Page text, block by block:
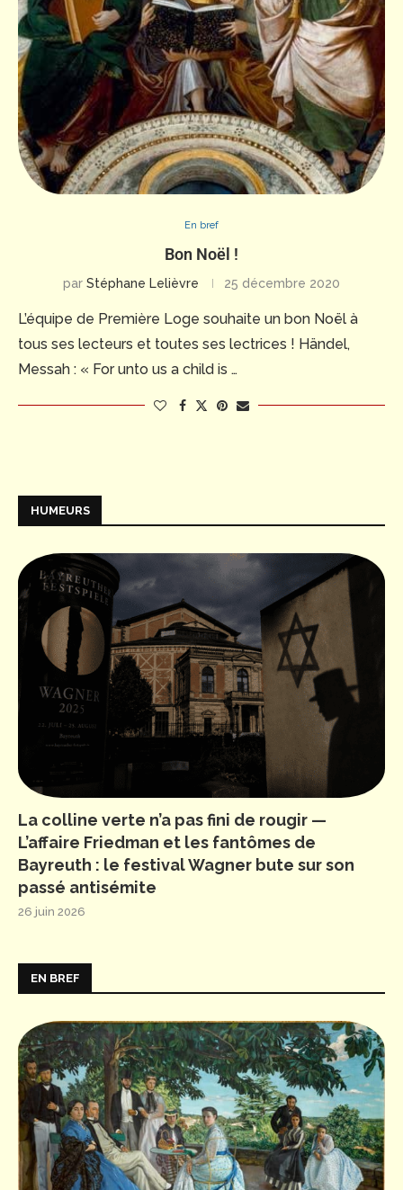
En bref
Bon Noël !
par Stéphane Lelièvre 25 décembre 2020
L’équipe de Première Loge souhaite un bon Noël à
tous ses lecteurs et toutes ses lectrices ! Händel,
Messah : « For unto us a child is …
HUMEURS
La colline verte n’a pas fini de rougir —
L’affaire Friedman et les fantômes de
Bayreuth : le festival Wagner bute sur son
passé antisémite
26 juin 2026
EN BREF